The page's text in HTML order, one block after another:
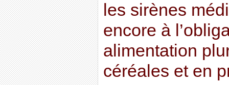
les sirènes
encore à
alimentation
céréales et en